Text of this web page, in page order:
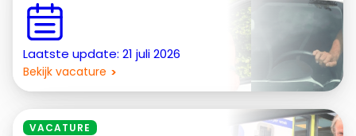
Laatste update: 21 juli 2026
Bekijk vacature
VACATURE